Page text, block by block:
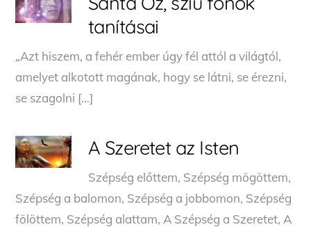
tanításai
„Azt hiszem, a fehér ember úgy fél attól a világtól,
amelyet alkotott magának, hogy se látni, se érezni,
se szagolni […]
A Szeretet az Isten
Szépség előttem, Szépség mögöttem,
Szépség a balomon, Szépség a jobbomon, Szépség
fölöttem, Szépség alattam, A Szépség a Szeretet, A